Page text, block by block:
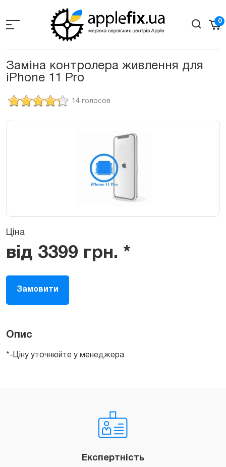
the
0
Заміна контролера живлення для
iPhone 11 Pro
14 голосов
Ціна
від 3399 грн. *
Замовити
Опис
*-Ціну уточнюйте у менеджера
Експертність